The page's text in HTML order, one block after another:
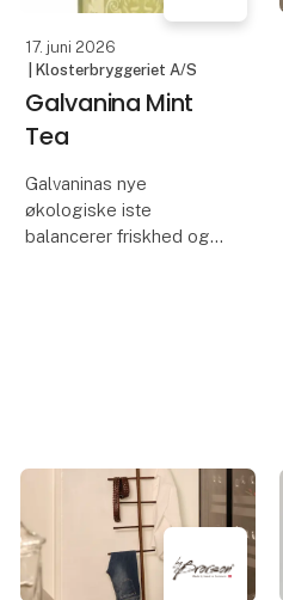
Uanset om du er til huml
17. juni 2026
| Klosterbryggeriet A/S
Galvanina Mint
Tea
Galvaninas nye
økologiske iste
balancerer friskhed og
mynteblade og forfinet
med naturlig
pebermynte